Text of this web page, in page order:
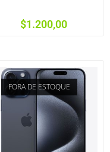
$1.200,00
FORA DE ESTOQUE